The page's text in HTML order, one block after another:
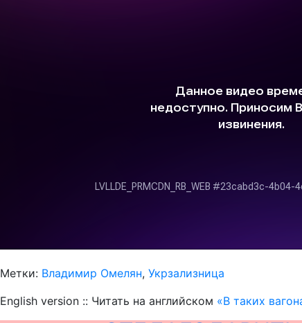
Метки: Владимир Омелян, Укрзализница
English version :: Читать на английском «В таких